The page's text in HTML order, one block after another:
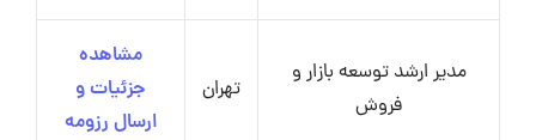
مدیر ارشد توسعه بازار و
فروش
تهران
مشاهده
جزئیات و
ارسال رزومه